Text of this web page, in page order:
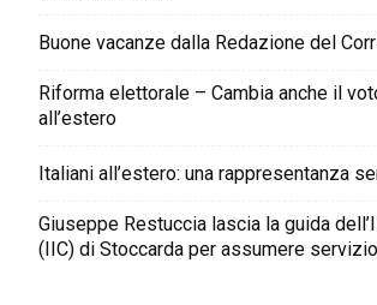
Buone vacanze dalla Redazione del
Riforma elettorale – Cambia anche il
all’estero
Italiani all’estero: una rappresentanza
Giuseppe Restuccia lascia la guida
(IIC) di Stoccarda per assumere